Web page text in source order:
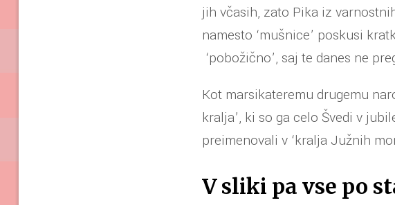
jih včasih, zato Pika iz
namesto ‘mušnice’ poskusi
‘pobožično’, saj te danes ne
Kot marsikateremu drugemu
kralja’, ki so ga celo Švedi v
preimenovali v ‘kralja Južnih
V sliki pa vse po